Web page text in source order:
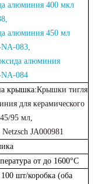
алюминия 400 мкл
алюминия 450 мл
083,
алюминия
084
крышка:Крышки тигля
для керамического
95 мл,
JA000981
от до 1600°С
100 шт/коробка (оба